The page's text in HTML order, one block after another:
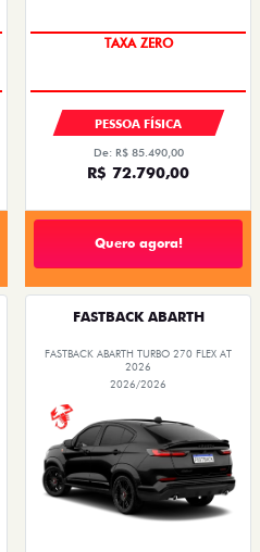
PREÇO IMPERDÍVEL
PESSOA FÍSICA
De: R$ 85.490,00
R$ 72.790,00
Quero agora!
FASTBACK ABARTH
FASTBACK ABARTH TURBO 270 FLEX AT
2026
2026/2026